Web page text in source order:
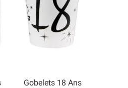
Gobelets 18 Ans